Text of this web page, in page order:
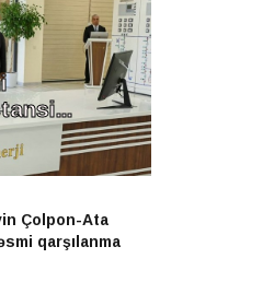
Çolpon-Ata
qarşılanma